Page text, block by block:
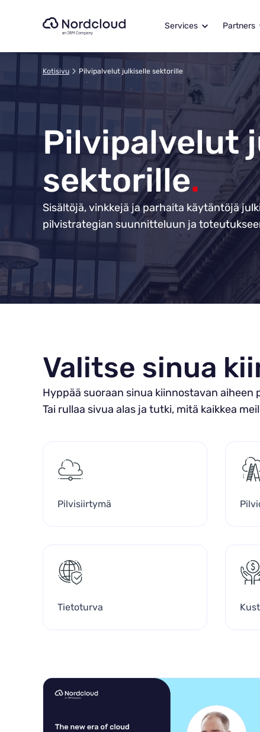
Services Partners
Kotisivu Pilvipalvelut julkiselle sektorille
Pilvipalvelut
sektorille.
Sisältöjä, vinkkejä ja parhaita käytäntöjä
pilvistrategian suunnitteluun ja
Valitse sinua
Hyppää suoraan sinua kiinnostavan aiheen
Tai rullaa sivua alas ja tutki, mitä kaikkea
Pilvisiirtymä
Tietoturva